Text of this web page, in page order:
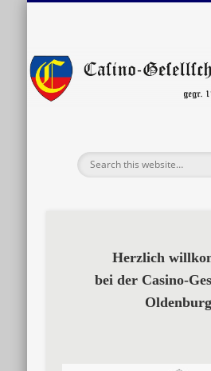
Herzlich
bei der Casino-
Oldenburg